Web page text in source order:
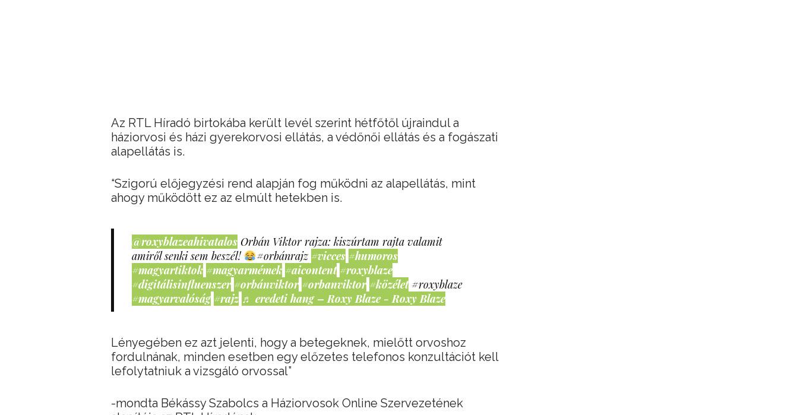
Az RTL Híradó birtokába került levél szerint hétfőtől újraindul a
háziorvosi és házi gyerekorvosi ellátás, a védőnői ellátás és a fogászati
alapellátás is.
“Szigorú előjegyzési rend alapján fog működni az alapellátás, mint
ahogy működött ez az elmúlt hetekben is.
@roxyblazeahivatalos Orbán Viktor rajza: kiszúrtam rajta valamit
amiről senki sem beszél!
#orbánrajz #vicces #humoros
#magyartiktok #magyarmémek #aicontent #roxyblaze
#digitálisinfluenszer #orbánviktor #orbanviktor #közélet #roxyblaze
#magyarvalóság #rajz ♬ eredeti hang – Roxy Blaze - Roxy Blaze
Lényegében ez azt jelenti, hogy a betegeknek, mielőtt orvoshoz
fordulnának, minden esetben egy előzetes telefonos konzultációt kell
lefolytatniuk a vizsgáló orvossal”
-mondta Békássy Szabolcs a Háziorvosok Online Szervezetének